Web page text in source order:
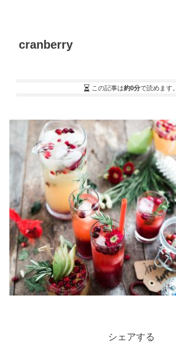
cranberry
この記事は約0分で読めます。
シェアする